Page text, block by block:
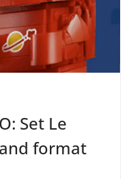
Set Le
format